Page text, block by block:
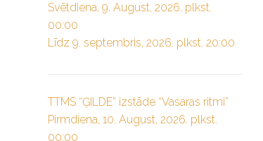
Svētdiena, 9. August, 2026. plkst.
00:00
Līdz 9. septembris, 2026. plkst. 20:00
TTMS “ĢILDE” izstāde “Vasaras ritmi”
Pirmdiena, 10. August, 2026. plkst.
00:00